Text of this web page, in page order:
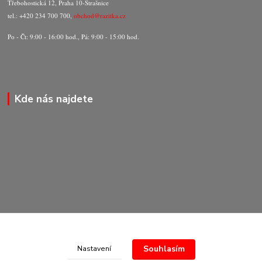
Třebohostická 12, Praha 10-Strašnice
tel.: +420 234 700 700,obchod@razitka.cz
Po - Čt: 9:00 - 16:00 hod., Pá: 9:00 - 15:00 hod.
Kde nás najdete
Nastavení Souhlasím